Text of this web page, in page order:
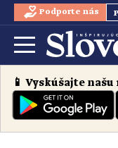
Podporte nás
📱 Vyskúšajte